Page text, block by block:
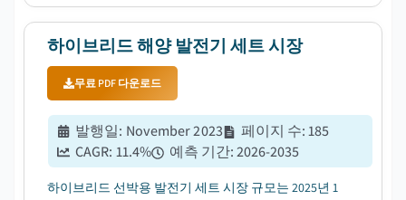
하이브리드 해양 발전기 세트 시장
무료 PDF 다운로드
발행일: November 2023 페이지 수:185
CAGR: 11.4% 예측 기간:2026-2035
하이브리드 선박용 발전기 세트 시장 규모는 2025년 1